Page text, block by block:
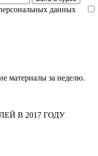
данных
материалы за неделю.
В 2017 ГОДУ